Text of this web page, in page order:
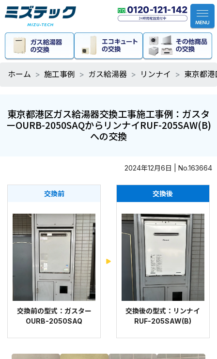
ホーム 施工事例 ガス給湯器 リンナイ 東京都
東京都港区ガス給湯器交換工事施工事例：ガスタ
ーOURB-2050SAQからリンナイRUF-205SAW(B)
への交換
2024年12月6日 | No.163664
交換前
交換前の型式：ガスター
OURB-2050SAQ
交換後
交換後の型式：リンナイ
RUF-205SAW(B)